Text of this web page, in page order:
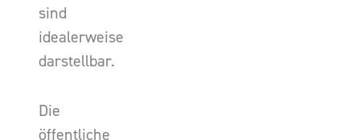
sind
idealerweise
darstellbar.
Die
öffentliche